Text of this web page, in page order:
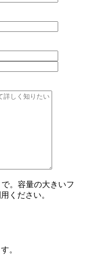
。容量の大きいフ
ください。
。